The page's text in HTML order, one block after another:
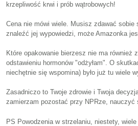
krzepliwość krwi i prób wątrobowych!
Cena nie mówi wiele. Musisz zdawać sobie
znaleźć jej wypowiedzi, może Amazonka
Które opakowanie bierzesz nie ma
odstawieniu hormonów "odżyłam". O
niechętnie się wspomina) było już tu wiele
Zasadniczo to Twoje zdrowie i Twoja
zamierzam pozostać przy NPRze, nauczyć
PS Powodzenia w strzelaniu, niestety,